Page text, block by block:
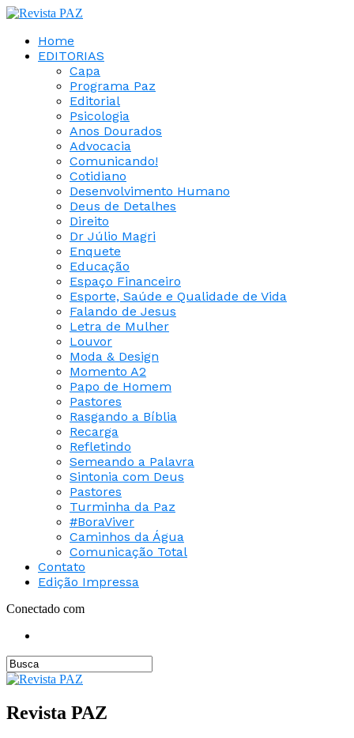
Home
EDITORIAS
Capa
Programa Paz
Editorial
Psicologia
Anos Dourados
Advocacia
Comunicando!
Cotidiano
Desenvolvimento Humano
Deus de Detalhes
Direito
Dr Júlio Magri
Enquete
Educação
Espaço Financeiro
Esporte, Saúde e Qualidade de Vida
Falando de Jesus
Letra de Mulher
Louvor
Moda & Design
Momento A2
Papo de Homem
Pastores
Rasgando a Bíblia
Recarga
Refletindo
Semeando a Palavra
Sintonia com Deus
Pastores
Turminha da Paz
#BoraViver
Caminhos da Água
Comunicação Total
Contato
Edição Impressa
Conectado com
Revista PAZ